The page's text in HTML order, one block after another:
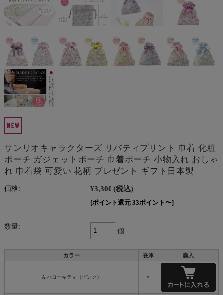
サンリオキャラクターズ リバティプリント 巾着 化粧
ポーチ ガジェットポーチ 巾着ポーチ 小物入れ おしゃ
れ 巾着袋 可愛い 花柄 プレゼント ギフト日本製
価格: ¥3,300 (税込)
[ポイント還元 33ポイント〜]
数量:
個
カラー 在庫 購入
A.ハローキティ（ピンク） ○